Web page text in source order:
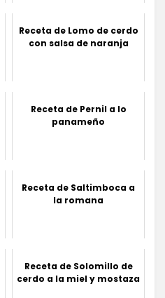
Receta de Lomo de cerdo
con salsa de naranja
Receta de Pernil a lo
panameño
Receta de Saltimboca a
la romana
Receta de Solomillo de
cerdo a la miel y mostaza